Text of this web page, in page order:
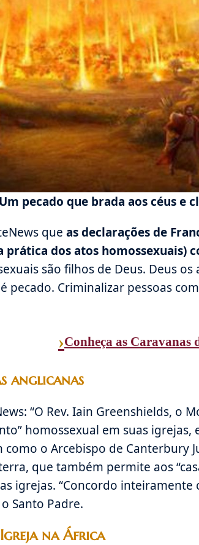
Um pecado que brada aos céus e
que as declarações de
dos atos homossexuais)
são filhos de Deus. Deus
pecado. Criminalizar pessoas
›Conheça as Caravanas
anglicanas
“O Rev. Iain Greenshields, o
homossexual em suas
como o Arcebispo de Canterbury
que também permite aos
igrejas. “Concordo
Santo Padre.
Igreja na África